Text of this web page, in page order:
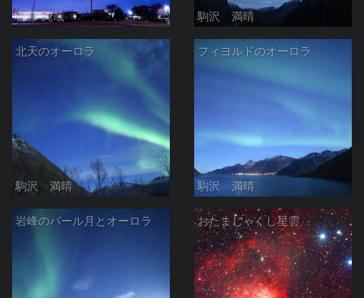
佐藤 純哉 駒沢 満晴
北天のオーロラ
駒沢 満晴
フィヨルドのオーロラ
駒沢 満晴
岩峰のパール月とオーロラ おたまじゃくし星雲